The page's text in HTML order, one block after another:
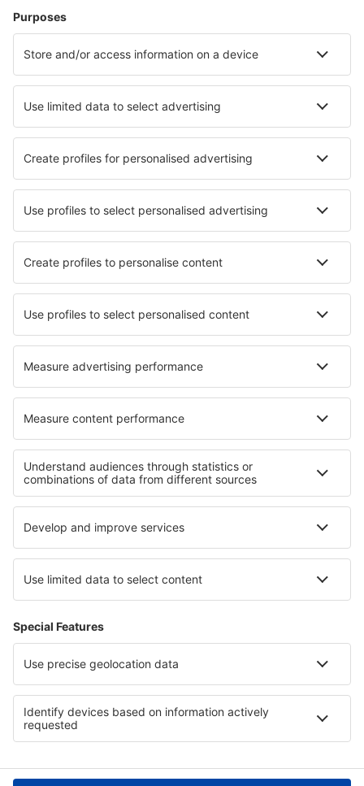
Cele mai căutate hoteluri de către utilizatorii eSky
Hoteluri în El Salvador - Orașe populare
Hoteluri în La Libertad Hoteluri în San Luis Talpa
Hoteluri în Santa Ana Hoteluri în San Miguel
Hoteluri în Suchitoto Hoteluri în Mizata
Hoteluri în El Majahual Hoteluri în Los Cóbanos
Cele mai bune hoteluri - orașe
Hoteluri în Cowley Hoteluri în Bisaurri
Hoteluri în Loecherberg Hoteluri în Rodigo
Hoteluri în L'Hospitalet De L'Infant
Hoteluri în Gisburn
Cele mai bune hoteluri - regiuni
Hoteluri în El Salvador Hoteluri in Costa Blanca
Hoteluri in Stubaital Hoteluri in Menorca